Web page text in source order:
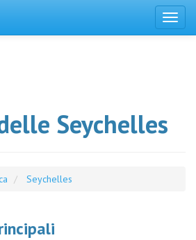
Seychelles
Seychelles